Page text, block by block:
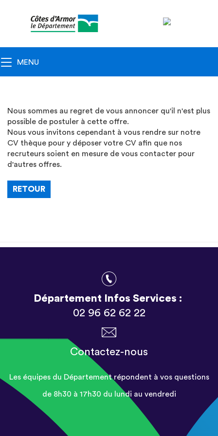
principale
Toggle navigation
MENU
Nous sommes au regret de vous annoncer qu'il n'est plus
possible de postuler à cette offre.
Nous vous invitons cependant à vous rendre sur notre
CV thèque pour y déposer votre CV afin que nos
recruteurs soient en mesure de vous contacter pour
d'autres offres.
RETOUR
Département Infos Services :
02 96 62 62 22
Contactez-nous
Les équipes du Département répondent à vos questions
de 8h30 à 17h30 du lundi au vendredi